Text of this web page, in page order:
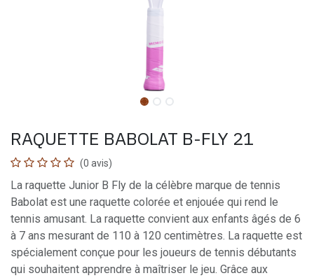
RAQUETTE BABOLAT B-FLY 21
(0 avis)
La raquette Junior B Fly de la célèbre marque de tennis
Babolat est une raquette colorée et enjouée qui rend le
tennis amusant. La raquette convient aux enfants âgés de 6
à 7 ans mesurant de 110 à 120 centimètres. La raquette est
spécialement conçue pour les joueurs de tennis débutants
qui souhaitent apprendre à maîtriser le jeu. Grâce aux